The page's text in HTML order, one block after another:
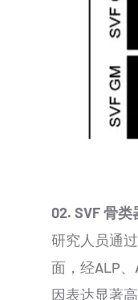
02. SVF 骨类
研究人员通
面，经ALP
因表达显著